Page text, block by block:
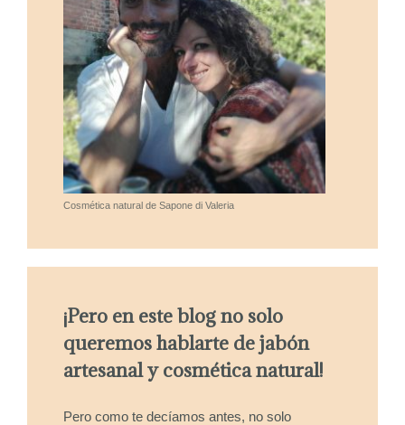
Cosmética natural de Sapone di Valeria
¡Pero en este blog no solo
queremos hablarte de jabón
artesanal y cosmética natural!
Pero como te decíamos antes, no solo